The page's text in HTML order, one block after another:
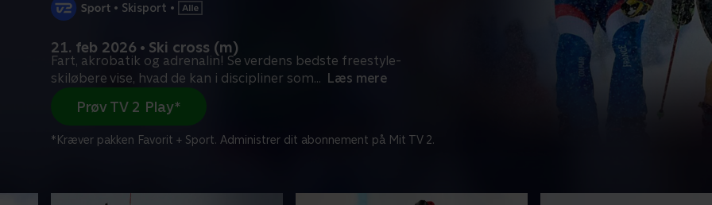
• Skisport •
21. feb 2026 • Ski cross (m)
Fart, akrobatik og adrenalin! Se verdens bedste freestyle-
skiløbere vise, hvad de kan i discipliner som... Læs mere
Prøv TV 2 Play*
*Kræver pakken Favorit + Sport. Administrer dit abonnement på Mit TV 2.